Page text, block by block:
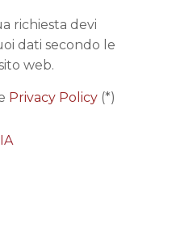
richiesta devi
dati secondo le
web.
Privacy Policy(*)